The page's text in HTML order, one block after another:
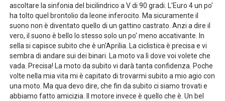
ascoltare la sinfonia del bicilindrico a V di 90 gradi. L'Euro 4 un po'
ha tolto quel brontolio da leone inferocito. Ma sicuramente il
suono non è diventato quello di un gattino castrato. Anzi a dire il
vero, il suono è bello lo stesso solo un po' meno accativante. In
sella si capisce subito che è un'Aprilia. La ciclistica è precisa e vi
sembra di andare sui dei binari. La moto va lì dove voi volete che
vada. Precisa! La moto da subito vi darà tanta confidenza. Poche
volte nella mia vita mi è capitato di trovarmi subito a mio agio con
una moto. Ma qua devo dire, che fin da subito ci siamo trovati e
abbiamo fatto amicizia. Il motore invece è quello che è. Un bel